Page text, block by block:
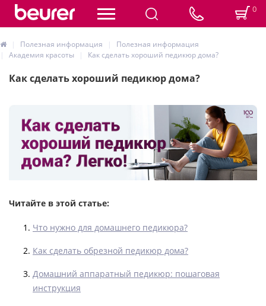
0
Полезная информация
Полезная информация
Академия красоты
Как сделать хороший педикюр дома?
Как сделать хороший педикюр дома?
Читайте в этой статье:
Что нужно для домашнего педикюра?
Как сделать обрезной педикюр дома?
Домашний аппаратный педикюр: пошаговая
инструкция